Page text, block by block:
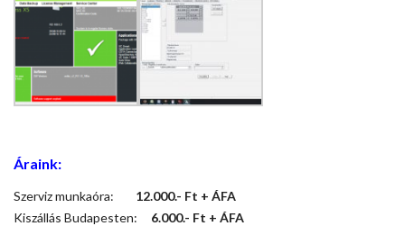
Áraink:
Szerviz munkaóra: 12.000.- Ft + ÁFA
Kiszállás Budapesten: 6.000.- Ft + ÁFA